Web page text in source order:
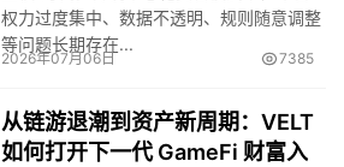
权力过度集中、数据不透明、规则随意调整
等问题长期存在...
2026年07月06日 7385
从链游退潮到资产新周期：VELT
如何打开下一代 GameFi 财富入